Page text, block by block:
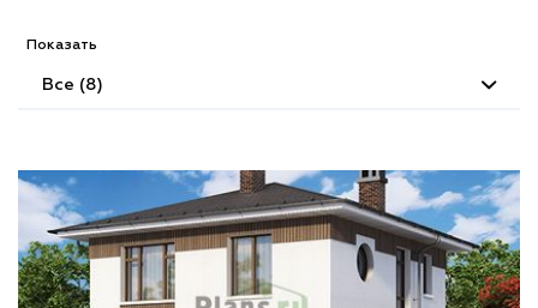
Показать
Все (8)